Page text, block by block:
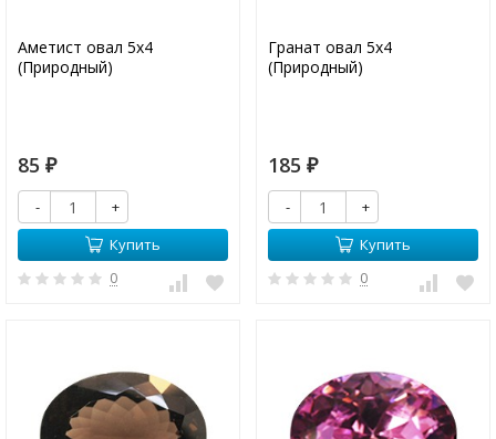
Аметист овал 5х4
(Природный)
85 ₽
-
+
Купить
0
Гранат овал 5х4
(Природный)
185 ₽
-
+
Купить
0